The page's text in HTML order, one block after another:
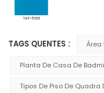
TAGS QUENTES : Área
Planta De Casa De
Tipos De Piso De Quadra